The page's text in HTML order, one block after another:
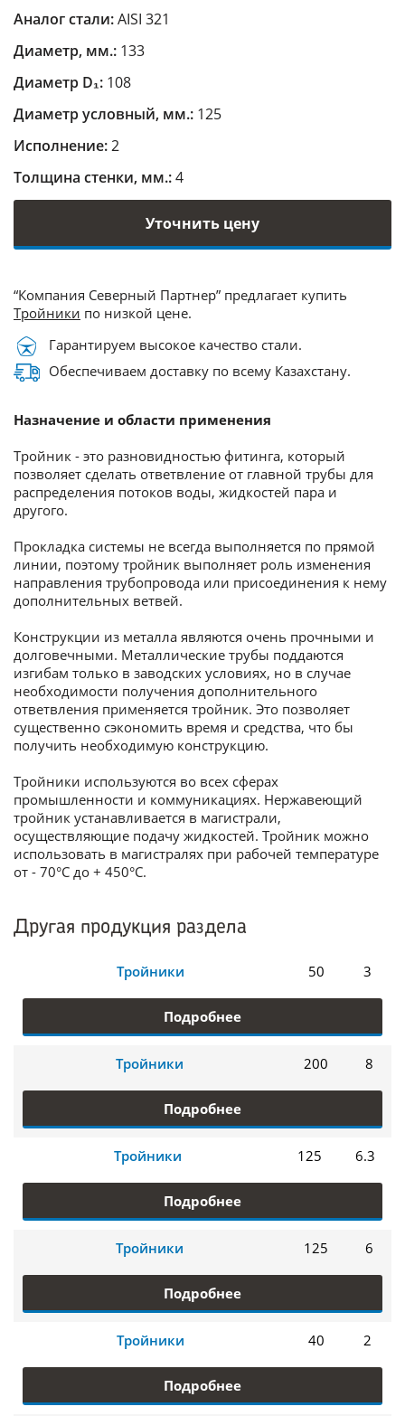
Аналог стали:AISI 321
Диаметр, мм.: 133
Диаметр D₁: 108
Диаметр условный, мм.: 125
Исполнение:2
Толщина стенки, мм.:4
Уточнить цену
“Компания Северный Партнер” предлагает купить
Тройники по низкой цене.
Гарантируем высокое качество стали.
Обеспечиваем доставку по всему Казахстану.
Назначение и области применения
Тройник - это разновидностью фитинга, который
позволяет сделать ответвление от главной трубы для
распределения потоков воды, жидкостей пара и
другого.
Прокладка системы не всегда выполняется по прямой
линии, поэтому тройник выполняет роль изменения
направления трубопровода или присоединения к нему
дополнительных ветвей.
Конструкции из металла являются очень прочными и
долговечными. Металлические трубы поддаются
изгибам только в заводских условиях, но в случае
необходимости получения дополнительного
ответвления применяется тройник. Это позволяет
существенно сэкономить время и средства, что бы
получить необходимую конструкцию.
Тройники используются во всех сферах
промышленности и коммуникациях. Нержавеющий
тройник устанавливается в магистрали,
осуществляющие подачу жидкостей. Тройник можно
использовать в магистралях при рабочей температуре
от - 70°С до + 450°С.
Другая продукция раздела
Тройники 50 3
Подробнее
Тройники 200 8
Подробнее
Тройники 125 6.3
Подробнее
Тройники 125 6
Подробнее
Тройники 40 2
Подробнее